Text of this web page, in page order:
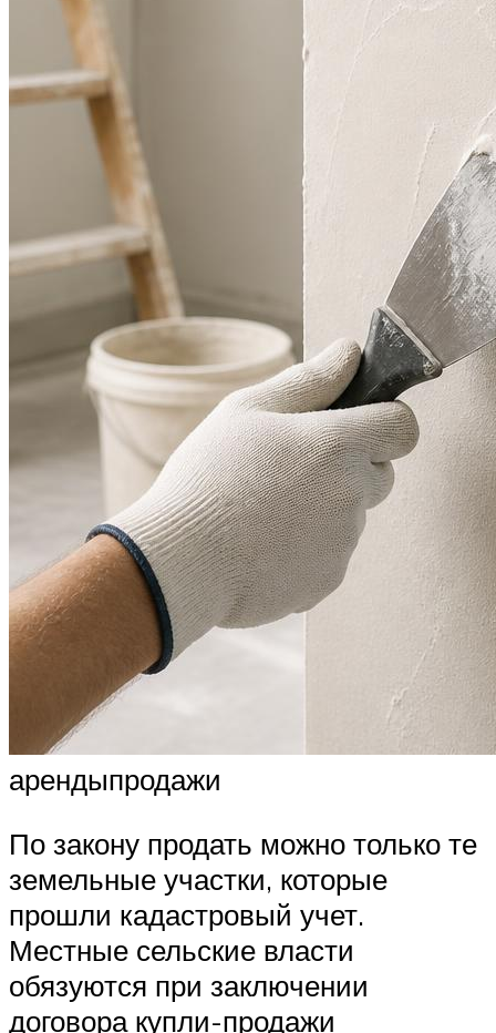
арендыпродажи
По закону продать можно только те
земельные участки, которые
прошли кадастровый учет.
Местные сельские власти
обязуются при заключении
договора купли-продажи